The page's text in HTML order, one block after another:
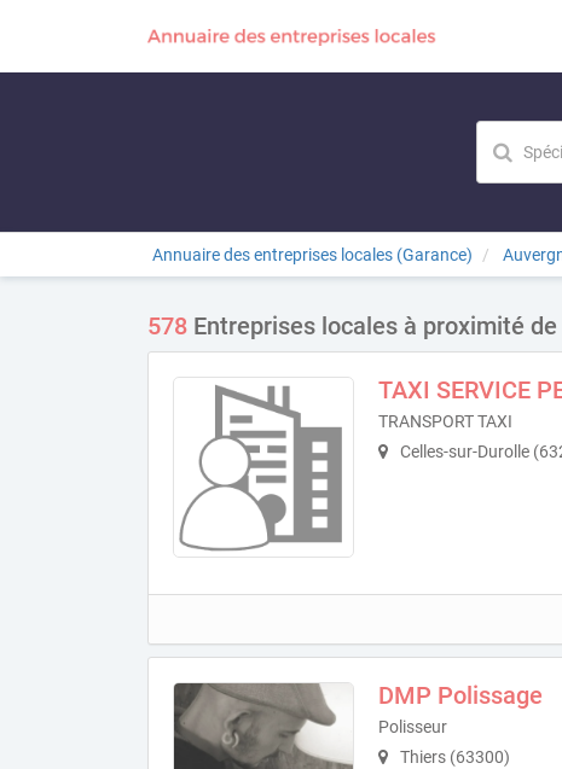
Annuaire des entreprises locales (Garance)
578 Entreprises locales à proximité
TAXI SERVICE
TRANSPORT TAXI
Celles-sur-Durolle
DMP Polissage
Polisseur
Thiers (63300)